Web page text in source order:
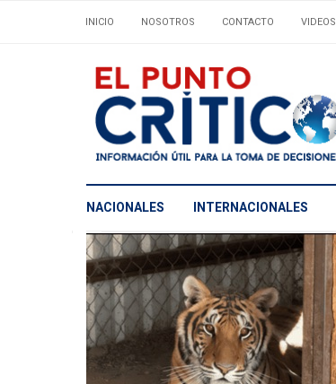
INICIO NOSOTROS CONTACTO VIDEOS
NACIONALES INTERNACIONALES